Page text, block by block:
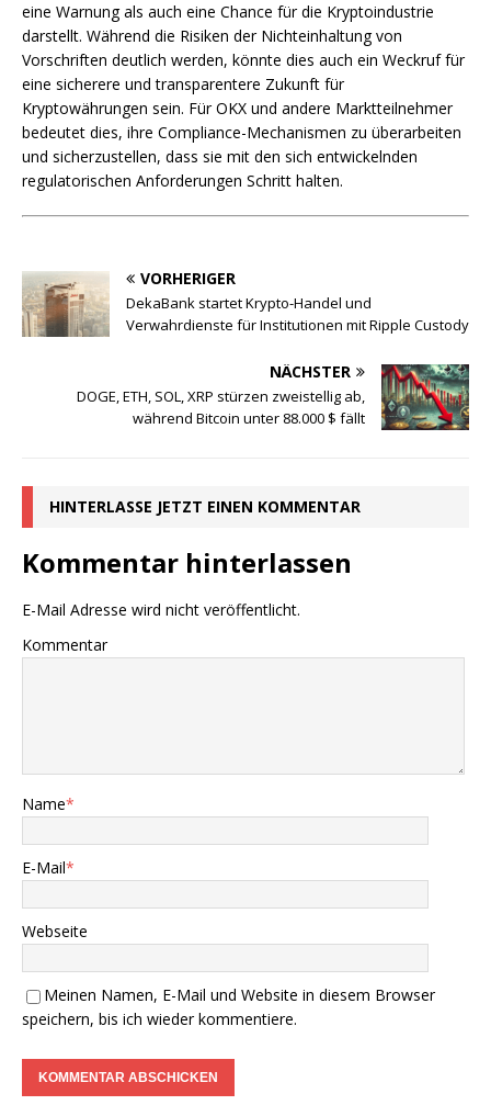
eine Warnung als auch eine Chance für die Kryptoindustrie
darstellt. Während die Risiken der Nichteinhaltung von
Vorschriften deutlich werden, könnte dies auch ein Weckruf für
eine sicherere und transparentere Zukunft für
Kryptowährungen sein. Für OKX und andere Marktteilnehmer
bedeutet dies, ihre Compliance-Mechanismen zu überarbeiten
und sicherzustellen, dass sie mit den sich entwickelnden
regulatorischen Anforderungen Schritt halten.
VORHERIGER
DekaBank startet Krypto-Handel und
Verwahrdienste für Institutionen mit Ripple Custody
NÄCHSTER
DOGE, ETH, SOL, XRP stürzen zweistellig ab,
während Bitcoin unter 88.000 $ fällt
HINTERLASSE JETZT EINEN KOMMENTAR
Kommentar hinterlassen
E-Mail Adresse wird nicht veröffentlicht.
Kommentar
Name*
E-Mail*
Webseite
Meinen Namen, E-Mail und Website in diesem Browser
speichern, bis ich wieder kommentiere.